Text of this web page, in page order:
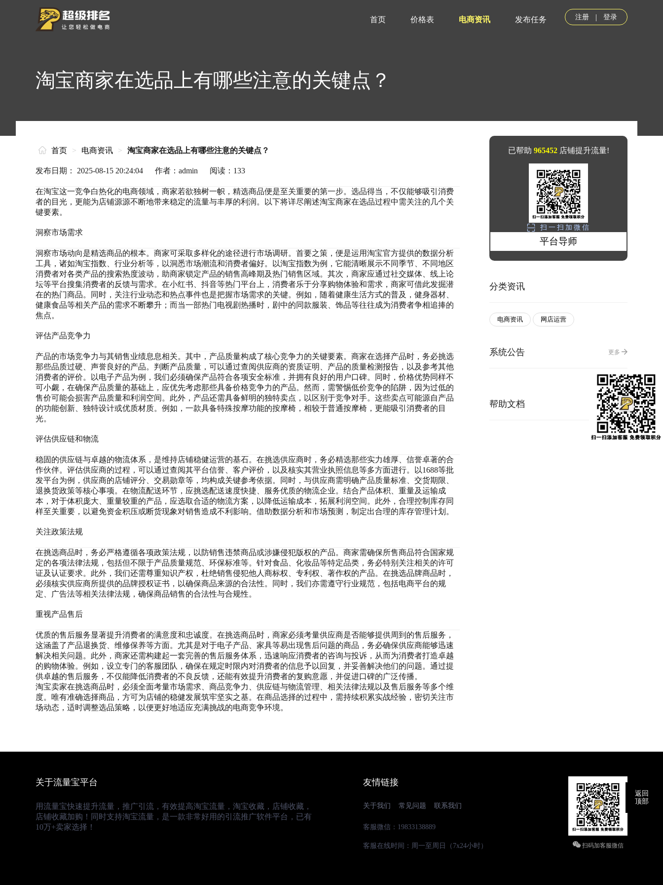
注册 | 登录
首页 价格表 电商资讯 发布任务
淘宝商家在选品上有哪些注意的关键点？
首页 > 电商资讯 > 淘宝商家在选品上有哪些注意的关键点？
发布日期： 2025-08-15 20:24:04 作者：admin 阅读：133
在淘宝这一竞争白热化的电商领域，商家若欲独树一帜，精选商品便是至关重要的第一步。选品得当，不仅能够吸引消费
者的目光，更能为店铺源源不断地带来稳定的流量与丰厚的利润。以下将详尽阐述淘宝商家在选品过程中需关注的几个关
键要素。
洞察市场需求
洞察市场动向是精选商品的根本。商家可采取多样化的途径进行市场调研。首要之策，便是运用淘宝官方提供的数据分析
工具，诸如淘宝指数、行业分析等，以洞悉市场潮流和消费者偏好。以淘宝指数为例，它能清晰展示不同季节、不同地区
消费者对各类产品的搜索热度波动，助商家锁定产品的销售高峰期及热门销售区域。其次，商家应通过社交媒体、线上论
坛等平台搜集消费者的反馈与需求。在小红书、抖音等热门平台上，消费者乐于分享购物体验和需求，商家可借此发掘潜
在的热门商品。同时，关注行业动态和热点事件也是把握市场需求的关键。例如，随着健康生活方式的普及，健身器材、
健康食品等相关产品的需求不断攀升；而当一部热门电视剧热播时，剧中的同款服装、饰品等往往成为消费者争相追捧的
焦点。
评估产品竞争力
产品的市场竞争力与其销售业绩息息相关。其中，产品质量构成了核心竞争力的关键要素。商家在选择产品时，务必挑选
那些品质过硬、声誉良好的产品。判断产品质量，可以通过查阅供应商的资质证明、产品的质量检测报告，以及参考其他
消费者的评价。以电子产品为例，我们必须确保产品符合各项安全标准，并拥有良好的用户口碑。同时，价格优势同样不
可小觑，在确保产品质量的基础上，应优先考虑那些具备价格竞争力的产品。然而，需警惕低价竞争的陷阱，因为过低的
售价可能会损害产品质量和利润空间。此外，产品还需具备鲜明的独特卖点，以区别于竞争对手。这些卖点可能源自产品
的功能创新、独特设计或优质材质。例如，一款具备特殊按摩功能的按摩椅，相较于普通按摩椅，更能吸引消费者的目
光。
评估供应链和物流
稳固的供应链与卓越的物流体系，是维持店铺稳健运营的基石。在挑选供应商时，务必精选那些实力雄厚、信誉卓著的合
作伙伴。评估供应商的过程，可以通过查阅其平台信誉、客户评价，以及核实其营业执照信息等多方面进行。以1688等批
发平台为例，供应商的店铺评分、交易勋章等，均构成关键参考依据。同时，与供应商需明确产品质量标准、交货期限、
退换货政策等核心事项。在物流配送环节，应挑选配送速度快捷、服务优质的物流企业。结合产品体积、重量及运输成
本，对于体积庞大、重量较重的产品，应选取合适的物流方案，以降低运输成本，拓展利润空间。此外，合理控制库存同
样至关重要，以避免资金积压或断货现象对销售造成不利影响。借助数据分析和市场预测，制定出合理的库存管理计划。
关注政策法规
在挑选商品时，务必严格遵循各项政策法规，以防销售违禁商品或涉嫌侵犯版权的产品。商家需确保所售商品符合国家规
定的各项法律法规，包括但不限于产品质量规范、环保标准等。针对食品、化妆品等特定品类，务必特别关注相关的许可
证及认证要求。此外，我们还需尊重知识产权，杜绝销售侵犯他人商标权、专利权、著作权的产品。在挑选品牌商品时，
必须核实供应商所提供的品牌授权证书，以确保商品来源的合法性。同时，我们亦需遵守行业规范，包括电商平台的规
定、广告法等相关法律法规，确保商品销售的合法性与合规性。
重视产品售后
优质的售后服务显著提升消费者的满意度和忠诚度。在挑选商品时，商家必须考量供应商是否能够提供周到的售后服务，
这涵盖了产品退换货、维修保养等方面。尤其是对于电子产品、家具等易出现售后问题的商品，务必确保供应商能够迅速
解决相关问题。此外，商家还需构建起一套完善的售后服务体系，迅速响应消费者的咨询与投诉，从而为消费者打造卓越
的购物体验。例如，设立专门的客服团队，确保在规定时限内对消费者的信息予以回复，并妥善解决他们的问题。通过提
供卓越的售后服务，不仅能降低消费者的不良反馈，还能有效提升消费者的复购意愿，并促进口碑的广泛传播。
淘宝卖家在挑选商品时，必须全面考量市场需求、商品竞争力、供应链与物流管理、相关法律法规以及售后服务等多个维
度。唯有准确选择商品，方可为店铺的稳健发展筑牢坚实之基。在商品选择的过程中，需持续积累实战经验，密切关注市
场动态，适时调整选品策略，以便更好地适应充满挑战的电商竞争环境。
已帮助 965452店铺提升流量!
扫一扫加微信
平台导师
分类资讯
电商资讯 网店运营
系统公告 更多
帮助文档 更多
关于流量宝平台
用流量宝快速提升流量，推广引流，有效提高淘宝流量，淘宝收藏，店铺收藏，
店铺收藏加购！同时支持淘宝流量，是一款非常好用的引流推广软件平台，已有
10万+卖家选择！
友情链接
关于我们 常见问题 联系我们
客服微信：19833138889
客服在线时间：周一至周日（7x24小时） 扫码加客服微信
返回
顶部